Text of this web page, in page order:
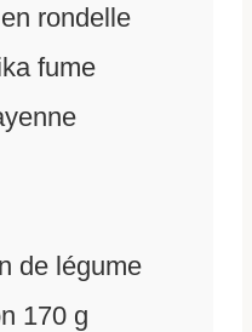
rondelle
fume
de légume
170 g